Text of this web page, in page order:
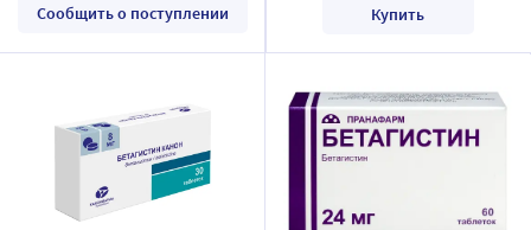
Сообщить о поступлении Купить